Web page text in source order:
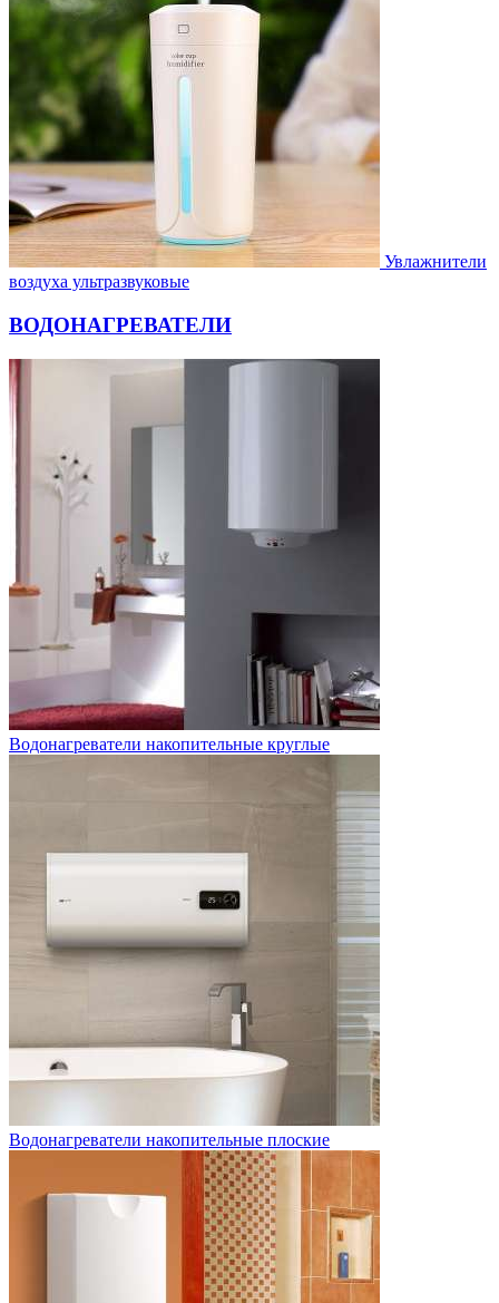
Увлажнители
воздуха ультразвуковые
ВОДОНАГРЕВАТЕЛИ
Водонагреватели накопительные круглые
Водонагреватели накопительные плоские